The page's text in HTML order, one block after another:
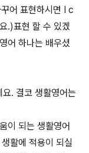
어 표현하시면 I c
.)표현 할 수 있겠
어 하나는 배우셨
. 결코 생활영어는
이 되는 생활영어
활에 적용이 되실